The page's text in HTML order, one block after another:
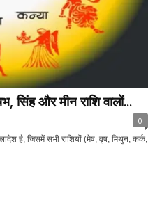
सिंह और मीन राशि वालों...
0
है, जिसमें सभी राशियों (मेष, वृष, मिथुन, कर्क,